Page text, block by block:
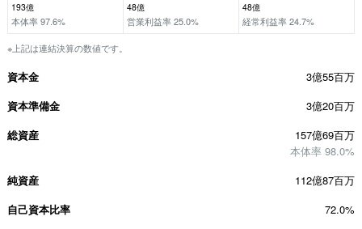
193億
本体率 97.6%
48億
営業利益率 25.0%
48億
経常利益率 24.7%
※上記は連結決算の数値です。
資本金
3億55百万
資本準備金
3億20百万
総資産
157億69百万
本体率 98.0%
純資産
112億87百万
自己資本比率
72.0%